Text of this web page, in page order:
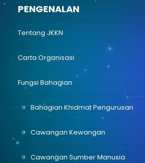
PENGENALAN
Tentang JKKN
Carta Organisasi
Fungsi Bahagian
Bahagian Khidmat Pengurusan
Cawangan Kewangan
Cawangan Sumber Manusia